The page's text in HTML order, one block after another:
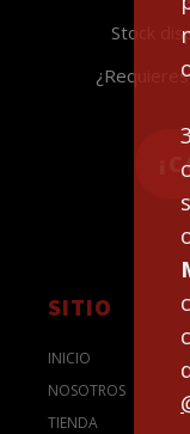
Stock
SITIO
INICIO
NOSOTROS
TIENDA